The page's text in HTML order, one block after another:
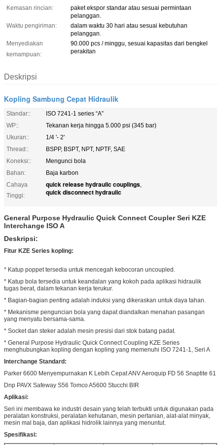
Kemasan rincian:
paket ekspor standar atau sesuai permintaan
pelanggan.
Waktu pengiriman:
dalam waktu 30 hari atau sesuai kebutuhan
pelanggan.
Menyediakan
kemampuan:
90.000 pcs / minggu, sesuai kapasitas dari bengkel
perakitan
Deskripsi
Kopling Sambung Cepat Hidraulik
Standar::
ISO 7241-1 series “A”
WP::
Tekanan kerja hingga 5.000 psi (345 bar)
Ukuran::
1/4 '- 2'
Thread::
BSPP, BSPT, NPT, NPTF, SAE
Koneksi::
Mengunci bola
Bahan:
Baja karbon
Cahaya
Tinggi:
quick release hydraulic couplings,
quick disconnect hydraulic
General Purpose Hydraulic Quick Connect Coupler Seri KZE
Interchange ISO A
Deskripsi:
Fitur KZE Series kopling:
* Katup poppet tersedia untuk mencegah kebocoran uncoupled.
* Katup bola tersedia untuk keandalan yang kokoh pada aplikasi hidraulik
tugas berat, dalam tekanan kerja terukur.
* Bagian-bagian penting adalah induksi yang dikeraskan untuk daya tahan.
* Mekanisme penguncian bola yang dapat diandalkan menahan pasangan
yang menyatu bersama-sama.
* Socket dan steker adalah mesin presisi dari stok batang padat.
* General Purpose Hydraulic Quick Connect Coupling KZE Series
menghubungkan kopling dengan kopling yang memenuhi ISO 7241-1, Seri A
Interchange Standard:
Parker 6600 Menyempurnakan K Lebih Cepat ANV Aeroquip FD 56 Snaptite 61
Dnp PAVX Safeway S56 Tomco A5600 Stucchi BIR
Aplikasi:
Seri ini membawa ke industri desain yang telah terbukti untuk digunakan pada
peralatan konstruksi, peralatan kehutanan, mesin pertanian, alat-alat minyak,
mesin mal baja, dan aplikasi hidrolik lainnya yang menuntut.
Spesifikasi: